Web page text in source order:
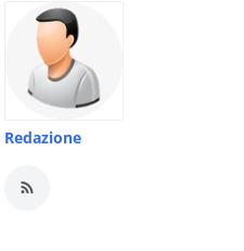
Redazione